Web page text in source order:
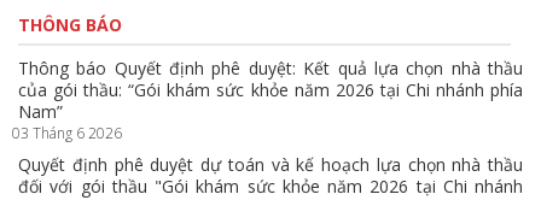
THÔNG BÁO
Thông báo Quyết định phê duyệt: Kết quả lựa chọn nhà thầu
của gói thầu: “Gói khám sức khỏe năm 2026 tại Chi nhánh phía
Nam”
03 Tháng 6 2026
Quyết định phê duyệt dự toán và kế hoạch lựa chọn nhà thầu
đối với gói thầu "Gói khám sức khỏe năm 2026 tại Chi nhánh